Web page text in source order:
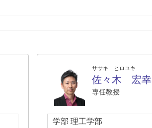
ササキ ヒロユキ
佐々木 宏幸
専任教授
学部 理工学部